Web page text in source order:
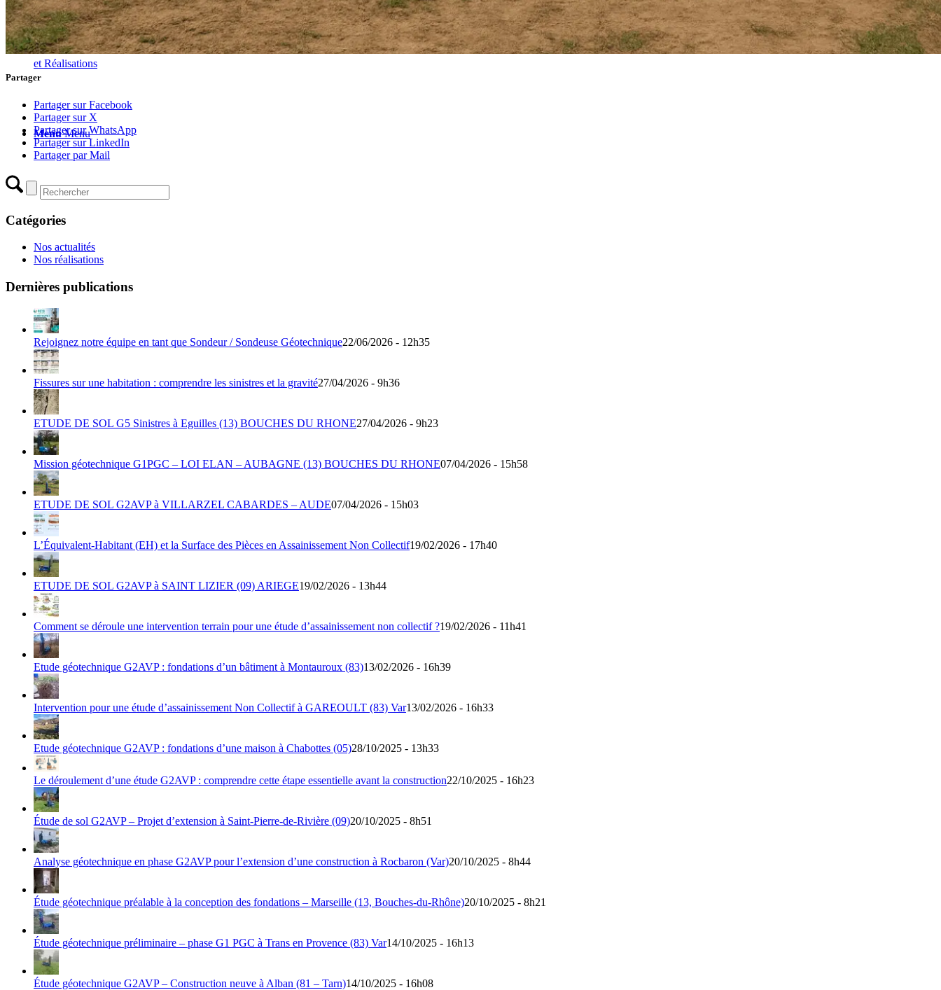
et Réalisations
Menu Menu
Partager
Partager sur Facebook
Partager sur X
Partager sur WhatsApp
Partager sur LinkedIn
Partager par Mail
Catégories
Nos actualités
Nos réalisations
Dernières publications
Rejoignez notre équipe en tant que Sondeur / Sondeuse Géotechnique22/06/2026 - 12h35
Fissures sur une habitation : comprendre les sinistres et la gravité27/04/2026 - 9h36
ETUDE DE SOL G5 Sinistres à Eguilles (13) BOUCHES DU RHONE27/04/2026 - 9h23
Mission géotechnique G1PGC – LOI ELAN – AUBAGNE (13) BOUCHES DU RHONE07/04/2026 - 15h58
ETUDE DE SOL G2AVP à VILLARZEL CABARDES – AUDE07/04/2026 - 15h03
L’Équivalent-Habitant (EH) et la Surface des Pièces en Assainissement Non Collectif19/02/2026 - 17h40
ETUDE DE SOL G2AVP à SAINT LIZIER (09) ARIEGE19/02/2026 - 13h44
Comment se déroule une intervention terrain pour une étude d’assainissement non collectif ?19/02/2026 - 11h41
Etude géotechnique G2AVP : fondations d’un bâtiment à Montauroux (83)13/02/2026 - 16h39
Intervention pour une étude d’assainissement Non Collectif à GAREOULT (83) Var13/02/2026 - 16h33
Etude géotechnique G2AVP : fondations d’une maison à Chabottes (05)28/10/2025 - 13h33
Le déroulement d’une étude G2AVP : comprendre cette étape essentielle avant la construction22/10/2025 - 16h23
Étude de sol G2AVP – Projet d’extension à Saint-Pierre-de-Rivière (09)20/10/2025 - 8h51
Analyse géotechnique en phase G2AVP pour l’extension d’une construction à Rocbaron (Var)20/10/2025 - 8h44
Étude géotechnique préalable à la conception des fondations – Marseille (13, Bouches-du-Rhône)20/10/2025 - 8h21
Étude géotechnique préliminaire – phase G1 PGC à Trans en Provence (83) Var14/10/2025 - 16h13
Étude géotechnique G2AVP – Construction neuve à Alban (81 – Tarn)14/10/2025 - 16h08